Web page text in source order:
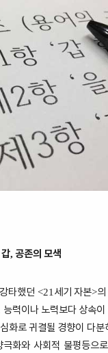
, 공존의 모색
타했던 <21 세기 자본>의
능력이나 노력보다 상속이
화로 귀결될 경향이 다분
화와 사회적 불평등으